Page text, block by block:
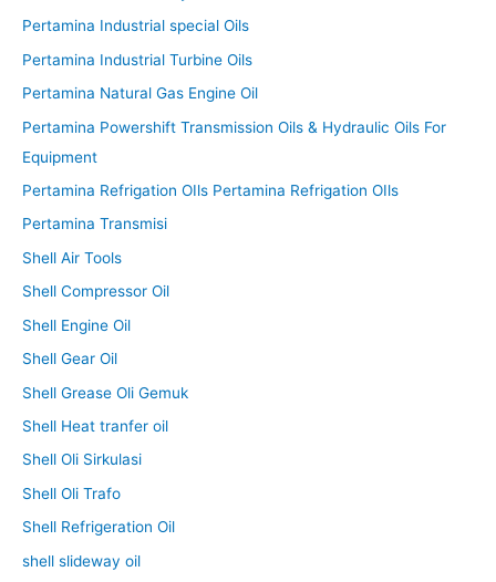
Pertamina Industrial special Oils
Pertamina Industrial Turbine Oils
Pertamina Natural Gas Engine Oil
Pertamina Powershift Transmission Oils & Hydraulic Oils For
Equipment
Pertamina Refrigation OIls Pertamina Refrigation OIls
Pertamina Transmisi
Shell Air Tools
Shell Compressor Oil
Shell Engine Oil
Shell Gear Oil
Shell Grease Oli Gemuk
Shell Heat tranfer oil
Shell Oli Sirkulasi
Shell Oli Trafo
Shell Refrigeration Oil
shell slideway oil